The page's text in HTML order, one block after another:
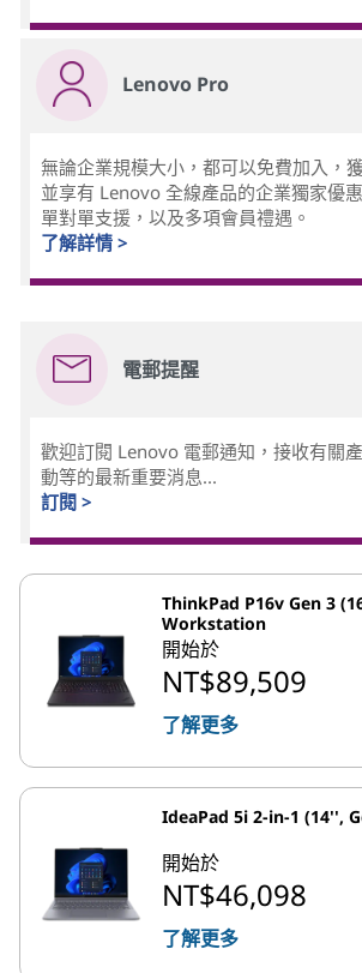
Lenovo Pro
無論企業規模大小，都可以免費加入，
並享有 Lenovo 全線產品的企業獨家優
單對單支援，以及多項會員禮遇。
了解詳情 >
電郵提醒
歡迎訂閱 Lenovo 電郵通知，接收有關
動等的最新重要消息...
訂閱 >
ThinkPad P16v Gen 3
Workstation
開始於
NT$89,509
了解更多
IdeaPad 5i 2-in-1 (14'',
開始於
NT$46,098
了解更多